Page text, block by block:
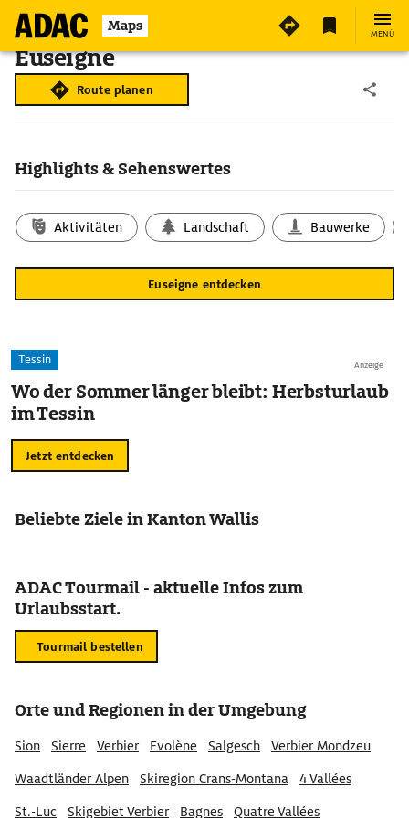
Maps MENÜ
Euseigne
Route planen
Highlights & Sehenswertes
Aktivitäten Landschaft Bauwerke
Euseigne entdecken
Anzeige
Tessin
Wo der Sommer länger bleibt: Herbsturlaub
im Tessin
Jetzt entdecken
Beliebte Ziele in Kanton Wallis
ADAC Tourmail - aktuelle Infos zum
Urlaubsstart.
Tourmail bestellen
Orte und Regionen in der Umgebung
Sion Sierre Verbier Evolène Salgesch
Verbier Mondzeu
Waadtländer Alpen
Skiregion Crans-Montana
4 Vallées
St.-Luc
Skigebiet Verbier Bagnes Quatre Vallées